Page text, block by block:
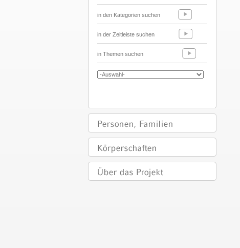
in den Kategorien suchen
in der Zeitleiste suchen
in Themen suchen